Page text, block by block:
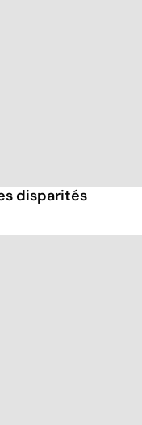
disparités